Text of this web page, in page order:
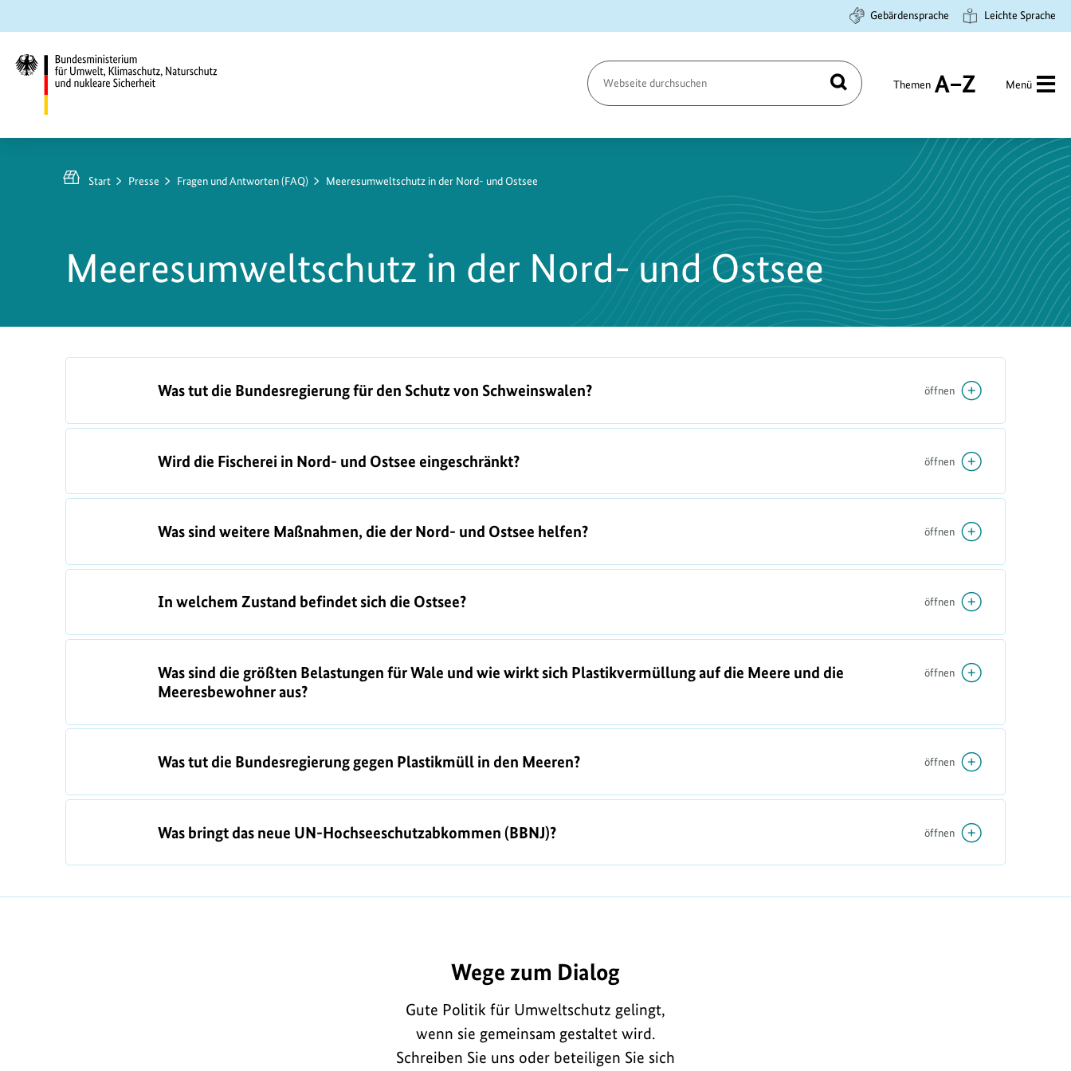
Hauptinhalt
springen
Suche
springen
Hauptnavigation
springen
Gebärdensprache Leichte Sprache
Umwelt,
Klimaschutz,
Sicherheit
Seite
durchsuchen
Suchen Themen
A
Menü
Start Presse Fragen und Antworten (FAQ) Meeresumweltschutz in der Nord- und Ostsee
Meeresumweltschutz in der Nord- und Ostsee
Q
Was tut die Bundesregierung für den Schutz von Schweinswalen? öffnen
Wird die Fischerei in Nord- und Ostsee eingeschränkt? öffnen
Was sind weitere Maßnahmen, die der Nord- und Ostsee helfen? öffnen
In welchem Zustand befindet sich die Ostsee? öffnen
Was sind die größten Belastungen für Wale und wie wirkt sich Plastikvermüllung auf die Meere und die
Meeresbewohner aus?
öffnen
Was tut die Bundesregierung gegen Plastikmüll in den Meeren? öffnen
Was bringt das neue UN-Hochseeschutzabkommen (BBNJ)? öffnen
Wege zum Dialog
Gute Politik für Umweltschutz gelingt,
wenn sie gemeinsam gestaltet wird.
Schreiben Sie uns oder beteiligen Sie sich